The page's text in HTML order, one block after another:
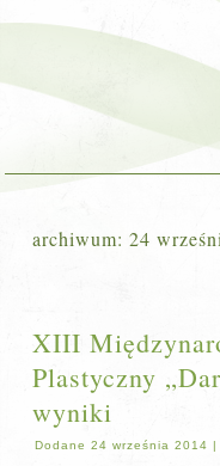
archiwum:24
XIII
Plastyczny
wyniki
Dodane 24 września 2014